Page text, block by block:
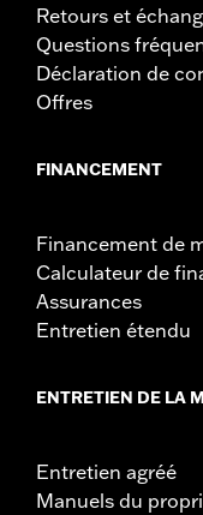
Retours et
Questions
Déclaration de
Offres
FINANCEMENT
Financement de
Calculateur de
Assurances
Entretien étendu
ENTRETIEN DE LA
Entretien agréé
Manuels du